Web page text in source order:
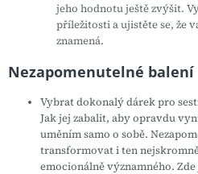
jeho hodnotu ještě zvýšit.
příležitosti a ujistěte se, že
znamená.
Nezapomenutelné balení
Vybrat dokonalý dárek pro
Jak jej zabalit, aby opravdu
uměním samo o sobě.
transformovat i ten
emocionálně významného.